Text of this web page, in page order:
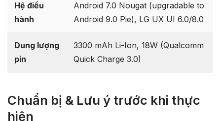
Hệ điều
hành
Android 7.0 Nougat (upgradable to
Android 9.0 Pie), LG UX UI 6.0/8.0
Dung lượng
pin
3300 mAh Li-Ion, 18W (Qualcomm
Quick Charge 3.0)
Chuẩn bị & Lưu ý trước khi thực
hiện